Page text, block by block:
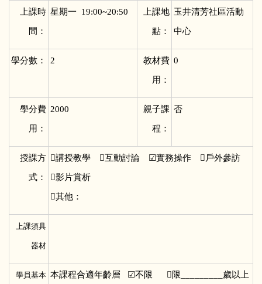
上課時
間：
星期一 19:00~20:50 上課地
點：
玉井清芳社區活動
中心
學分數： 2 教材費
用：
0
學分費
用：
2000 親子課
程：
否
授課方
式：
講授教學 互動討論 ☑實務操作 戶外參訪
影片賞析
其他：
上課須具
器材
學員基本 本課程合適年齡層 ☑不限 限_________歲以上